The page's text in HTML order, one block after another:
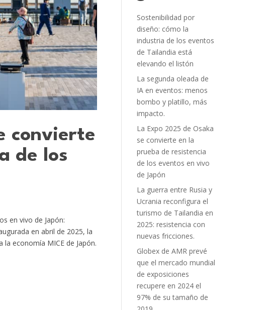
convierte
de los
en vivo de Japón:
en abril de 2025, la
economía MICE de Japón.
Sostenibilidad por
diseño: cómo la
industria de los eventos
de Tailandia está
elevando el listón
La segunda oleada de
IA en eventos: menos
bombo y platillo, más
impacto.
La Expo 2025 de Osaka
se convierte en la
prueba de resistencia
de los eventos en vivo
de Japón
La guerra entre Rusia y
Ucrania reconfigura el
turismo de Tailandia en
2025: resistencia con
nuevas fricciones.
Globex de AMR prevé
que el mercado mundial
de exposiciones
recupere en 2024 el
97% de su tamaño de